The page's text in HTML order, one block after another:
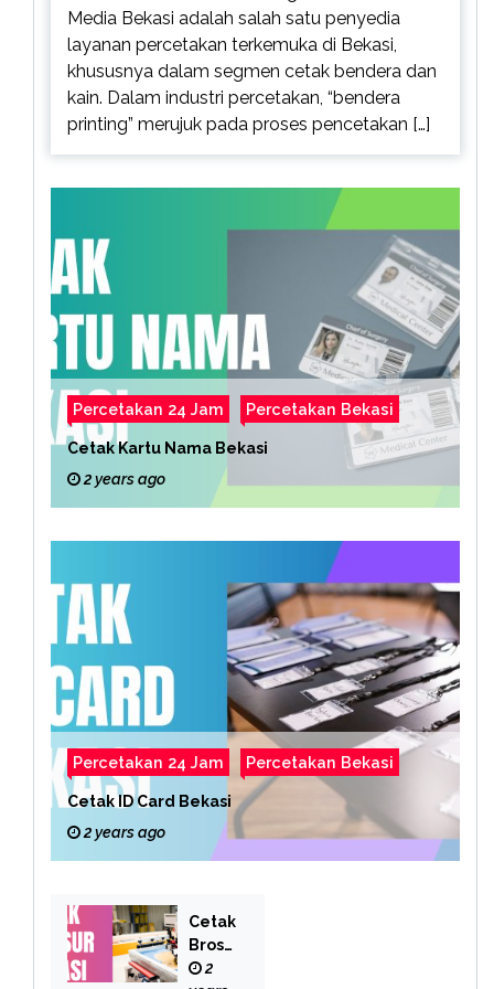
Media Bekasi adalah salah satu penyedia
layanan percetakan terkemuka di Bekasi,
khususnya dalam segmen cetak bendera dan
kain. Dalam industri percetakan, “bendera
printing” merujuk pada proses pencetakan […]
Percetakan 24 Jam Percetakan Bekasi
Cetak Kartu Nama Bekasi
2 years ago
Percetakan 24 Jam Percetakan Bekasi
Cetak ID Card Bekasi
2 years ago
Cetak
Brosu
r 2